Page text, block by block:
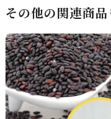
その他の関連商品